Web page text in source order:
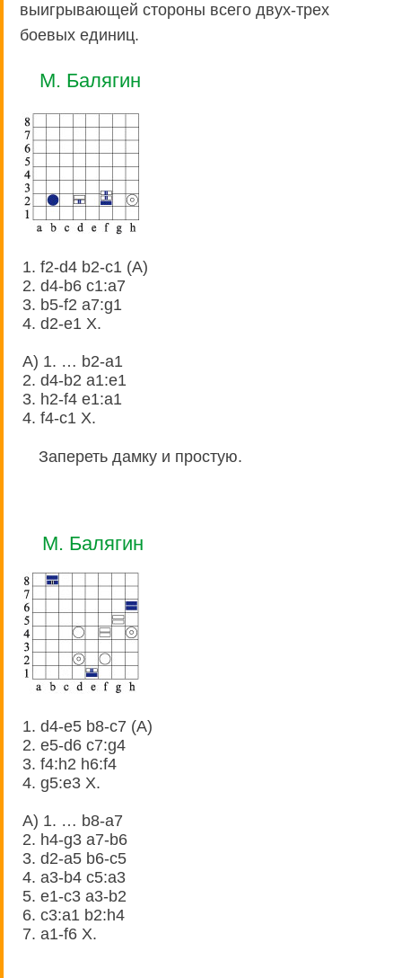
выигрывающей стороны всего двух-трех
боевых единиц.
М. Балягин
1. f2-d4 b2-c1 (A)
2. d4-b6 c1:a7
3. b5-f2 a7:g1
4. d2-e1 X.
A) 1. … b2-a1
2. d4-b2 a1:e1
3. h2-f4 e1:a1
4. f4-c1 X.
Запереть дамку и простую.
М. Балягин
1. d4-e5 b8-c7 (A)
2. e5-d6 c7:g4
3. f4:h2 h6:f4
4. g5:e3 X.
A) 1. … b8-a7
2. h4-g3 a7-b6
3. d2-a5 b6-c5
4. a3-b4 c5:a3
5. e1-c3 a3-b2
6. c3:a1 b2:h4
7. a1-f6 X.